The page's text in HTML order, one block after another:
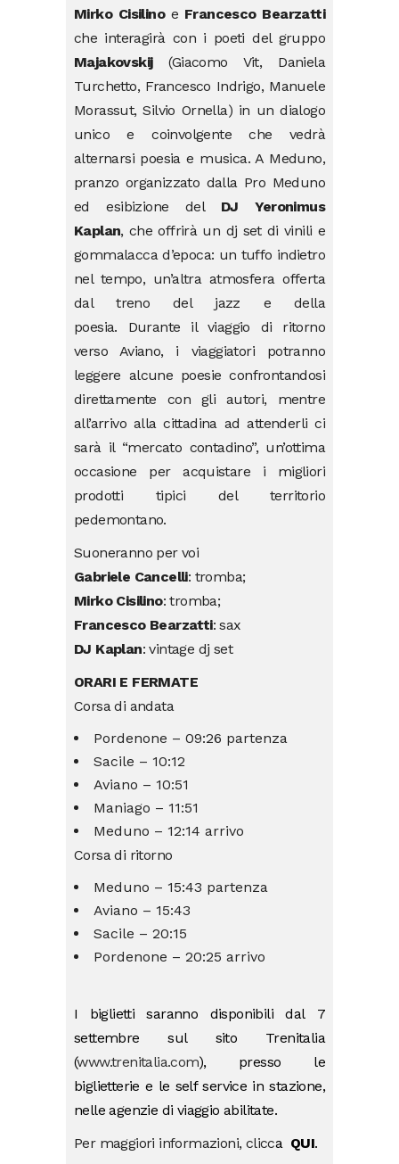
Mirko Cisilinoe Francesco Bearzatti
che interagirà con i poeti del gruppo
Majakovskij(Giacomo Vit, Daniela
Turchetto, Francesco Indrigo, Manuele
Morassut, Silvio Ornella) in un dialogo
unico e coinvolgente che vedrà
alternarsi poesia e musica. A Meduno,
pranzo organizzato dalla Pro Meduno
ed esibizione del DJ Yeronimus
Kaplan, che offrirà un dj set di vinili e
gommalacca d’epoca: un tuffo indietro
nel tempo, un’altra atmosfera offerta
dal treno del jazz e della
poesia. Durante il viaggio di ritorno
verso Aviano, i viaggiatori potranno
leggere alcune poesie confrontandosi
direttamente con gli autori, mentre
all’arrivo alla cittadina ad attenderli ci
sarà il “mercato contadino”, un’ottima
occasione per acquistare i migliori
prodotti tipici del territorio
pedemontano.
Suoneranno per voi
Gabriele Cancelli: tromba;
Mirko Cisilino: tromba;
Francesco Bearzatti: sax
DJ Kaplan: vintage dj set
ORARI E FERMATE
Corsa di andata
Pordenone – 09:26 partenza
Sacile – 10:12
Aviano – 10:51
Maniago – 11:51
Meduno – 12:14 arrivo
Corsa di ritorno
Meduno – 15:43 partenza
Aviano – 15:43
Sacile – 20:15
Pordenone – 20:25 arrivo
I biglietti saranno disponibili dal 7
settembre sul sito Trenitalia
(www.trenitalia.com), presso le
biglietterie e le self service in stazione,
nelle agenzie di viaggio abilitate.
Per maggiori informazioni, clicca QUI.